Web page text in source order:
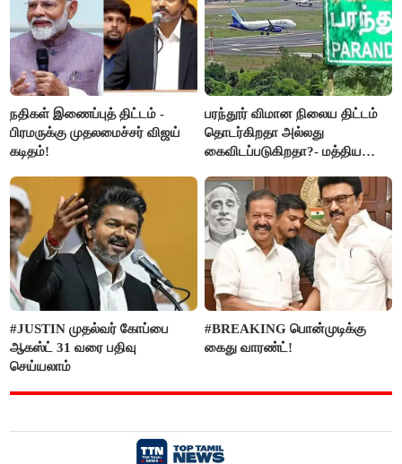
நதிகள் இணைப்புத் திட்டம் -
பிரமருக்கு முதலமைச்சர் விஜய்
கடிதம்!
பரந்தூர் விமான நிலைய திட்டம்
தொடர்கிறதா அல்லது
கைவிடப்படுகிறதா?- மத்திய
#JUSTIN முதல்வர் கோப்பை
ஆகஸ்ட் 31 வரை பதிவு
செய்யலாம்
#BREAKING பொன்முடிக்கு
கைது வாரண்ட்!